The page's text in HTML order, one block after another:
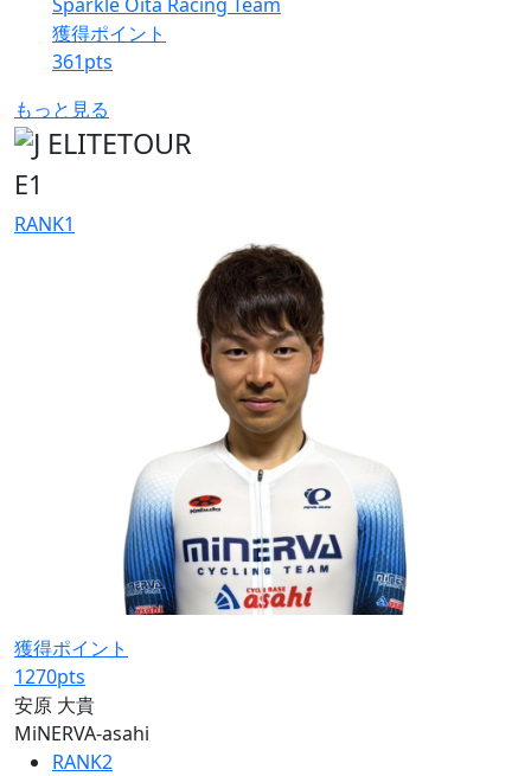
獲得ポイント
361pts
もっと見る
E1
RANK1
獲得ポイント
1270pts
安原 大貴
MiNERVA-asahi
RANK2